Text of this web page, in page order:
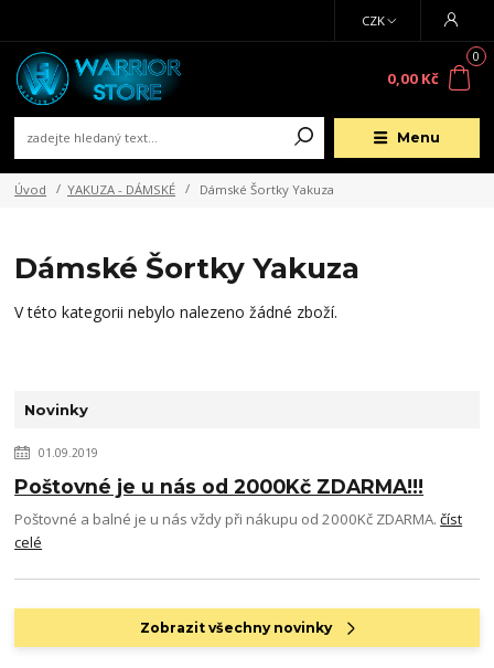
Menu
CZK
0
0,00 Kč
Úvod YAKUZA - DÁMSKÉ Dámské Šortky Yakuza
Dámské Šortky Yakuza
V této kategorii nebylo nalezeno žádné zboží.
Novinky
01.09.2019
Poštovné je u nás od 2000Kč ZDARMA!!!
Poštovné a balné je u nás vždy při nákupu od 2000Kč ZDARMA.číst
celé
Zobrazit všechny novinky